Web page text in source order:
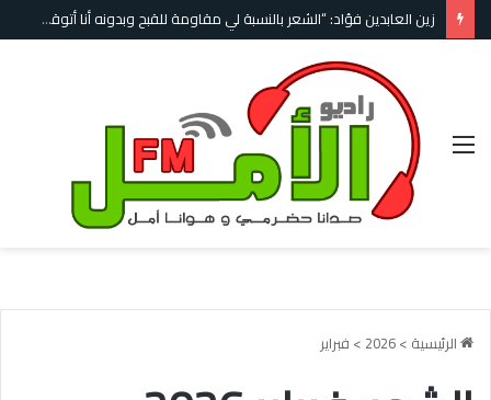
زين العابدين فؤاد: “الشعر بالنسبة لي مقاومة للقبح وبدونه أنا أتوقف عن الحياة”
القائمة
الرئيسية >
2026
> فبراير